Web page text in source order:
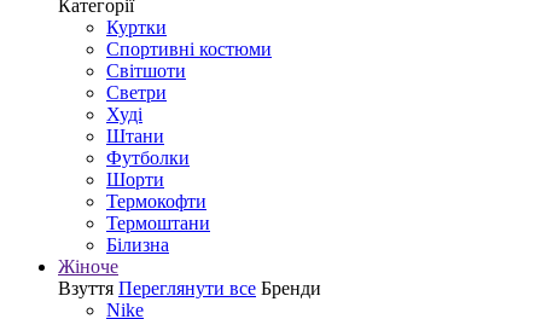
Категорії
Куртки
Спортивні костюми
Світшоти
Светри
Худі
Штани
Футболки
Шорти
Термокофти
Термоштани
Білизна
Жіноче
Взуття Переглянути все Бренди
Nike